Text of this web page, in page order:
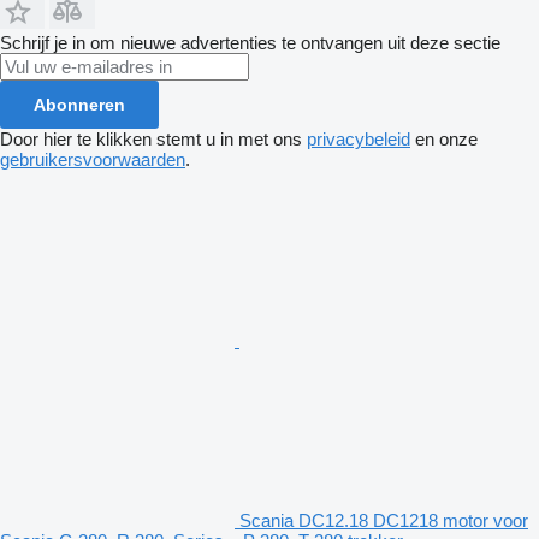
Schrijf je in om nieuwe advertenties te ontvangen uit deze sectie
Abonneren
Door hier te klikken stemt u in met ons privacybeleid en onze
gebruikersvoorwaarden.
Scania DC12.18 DC1218 motor voor